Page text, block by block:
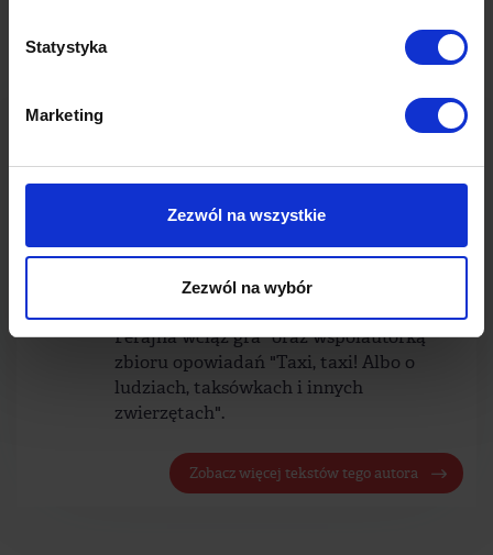
Statystyka
Marketing
Zezwól na wszystkie
Zezwól na wybór
Następny post
Content & PR Manager Grupy AdNext
Ponad 15-letnie doświadczenie w
zdobywała w agencjach PR, branży
mediowej i wydawniczej. Jest
współpomysłodawczynią filmu "Grzesiuk.
Ferajna wciąż gra" oraz współautorką
zbioru opowiadań "Taxi, taxi! Albo o
ludziach, taksówkach i innych
zwierzętach".
Zobacz więcej tekstów tego autora